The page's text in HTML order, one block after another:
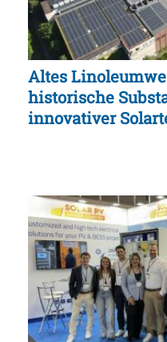
Altes
historische
innovativer